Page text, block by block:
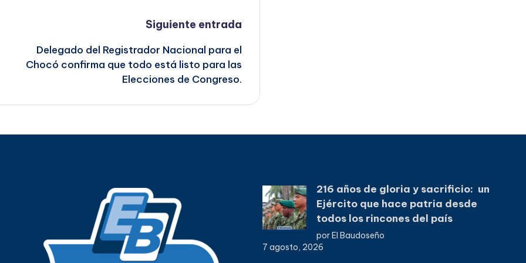
Siguiente entrada
Delegado del Registrador Nacional para el
Chocó confirma que todo está listo para las
Elecciones de Congreso.
216 años de gloria y sacrificio: un
Ejército que hace patria desde
todos los rincones del país
por El Baudoseño
7 agosto, 2026